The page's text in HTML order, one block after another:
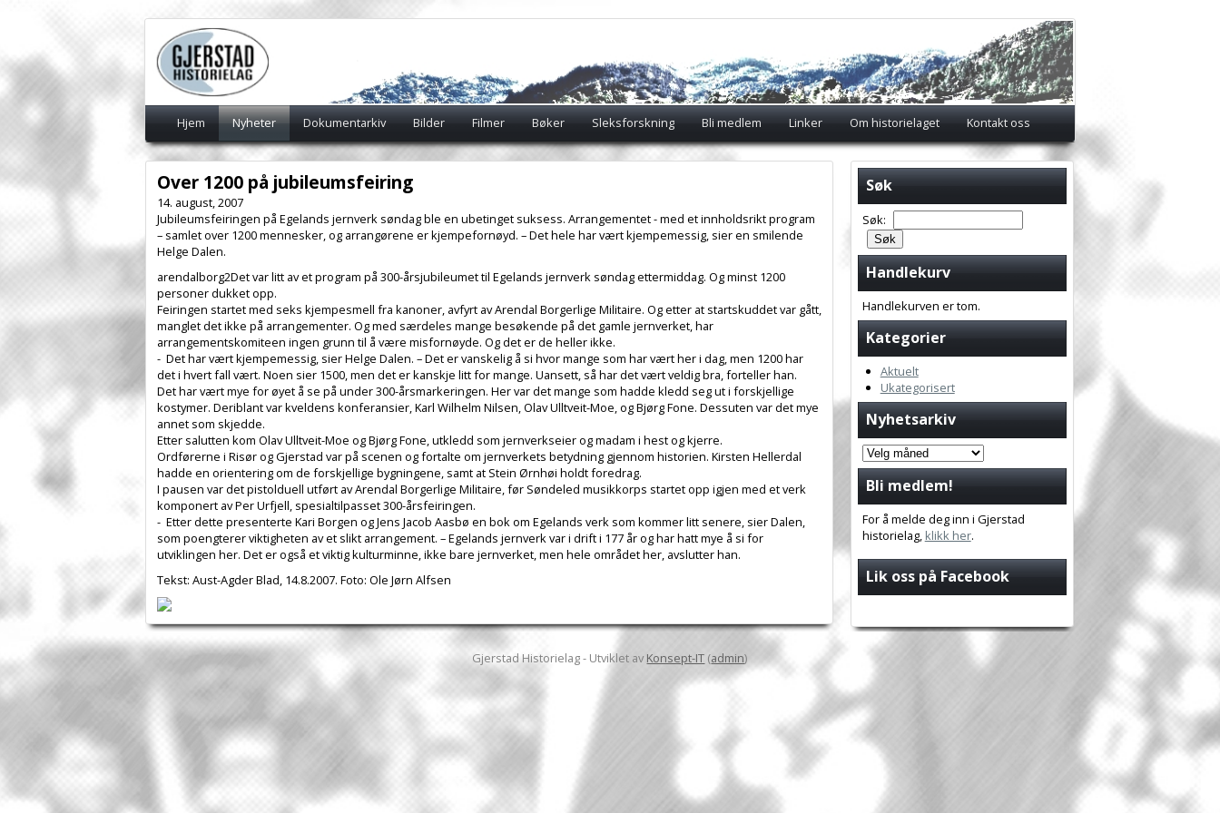
Hjem Nyheter Dokumentarkiv Bilder Filmer Bøker Sleksforskning Bli medlem Linker Om historielaget Kontakt oss
Over 1200 på jubileumsfeiring
14. august, 2007
Jubileumsfeiringen på Egelands jernverk søndag ble en ubetinget suksess. Arrangementet - med et innholdsrikt program
– samlet over 1200 mennesker, og arrangørene er kjempefornøyd. – Det hele har vært kjempemessig, sier en smilende
Helge Dalen.
arendalborg2Det var litt av et program på 300-årsjubileumet til Egelands jernverk søndag ettermiddag. Og minst 1200
personer dukket opp.
Feiringen startet med seks kjempesmell fra kanoner, avfyrt av Arendal Borgerlige Militaire. Og etter at startskuddet var gått,
manglet det ikke på arrangementer. Og med særdeles mange besøkende på det gamle jernverket, har
arrangementskomiteen ingen grunn til å være misfornøyde. Og det er de heller ikke.
- Det har vært kjempemessig, sier Helge Dalen. – Det er vanskelig å si hvor mange som har vært her i dag, men 1200 har
det i hvert fall vært. Noen sier 1500, men det er kanskje litt for mange. Uansett, så har det vært veldig bra, forteller han.
Det har vært mye for øyet å se på under 300-årsmarkeringen. Her var det mange som hadde kledd seg ut i forskjellige
kostymer. Deriblant var kveldens konferansier, Karl Wilhelm Nilsen, Olav Ulltveit-Moe, og Bjørg Fone. Dessuten var det mye
annet som skjedde.
Etter salutten kom Olav Ulltveit-Moe og Bjørg Fone, utkledd som jernverkseier og madam i hest og kjerre.
Ordførerne i Risør og Gjerstad var på scenen og fortalte om jernverkets betydning gjennom historien. Kirsten Hellerdal
hadde en orientering om de forskjellige bygningene, samt at Stein Ørnhøi holdt foredrag.
I pausen var det pistolduell utført av Arendal Borgerlige Militaire, før Søndeled musikkorps startet opp igjen med et verk
komponert av Per Urfjell, spesialtilpasset 300-årsfeiringen.
- Etter dette presenterte Kari Borgen og Jens Jacob Aasbø en bok om Egelands verk som kommer litt senere, sier Dalen,
som poengterer viktigheten av et slikt arrangement. – Egelands jernverk var i drift i 177 år og har hatt mye å si for
utviklingen her. Det er også et viktig kulturminne, ikke bare jernverket, men hele området her, avslutter han.
Tekst: Aust-Agder Blad, 14.8.2007. Foto: Ole Jørn Alfsen
Søk
Søk:
Handlekurv
Handlekurven er tom.
Kategorier
Aktuelt
Ukategorisert
Nyhetsarkiv
Bli medlem!
For å melde deg inn i Gjerstad
historielag, klikk her.
Lik oss på Facebook
Gjerstad Historielag - Utviklet av Konsept-IT (admin)